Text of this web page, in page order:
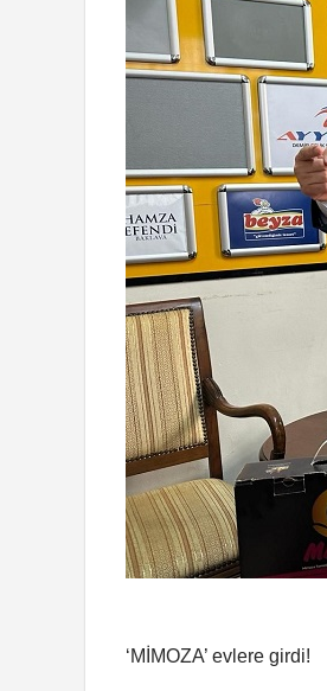
‘MİMOZA’ evlere girdi!